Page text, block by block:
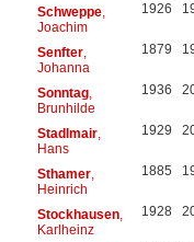
Schweppe,
Joachim
1926
Senfter,
Johanna
1879
Sonntag,
Brunhilde
1936
Stadlmair,
Hans
1929
Sthamer,
Heinrich
1885
Stockhausen,
Karlheinz
1928